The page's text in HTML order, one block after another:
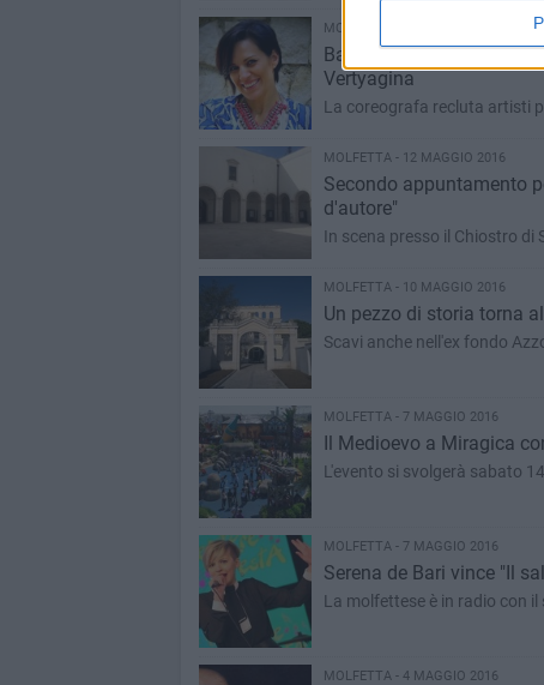
MOLFETTA - 12 MAGGIO 2016
Ballerini professionisti,
Vertyagina
La coreografa recluta artisti
MOLFETTA - 12 MAGGIO 2016
Secondo appuntamento
d'autore"
In scena presso il Chiostro di
MOLFETTA - 10 MAGGIO 2016
Un pezzo di storia torna
Scavi anche nell'ex fondo
MOLFETTA - 7 MAGGIO 2016
Il Medioevo a Miragica
L'evento si svolgerà sabato
MOLFETTA - 7 MAGGIO 2016
Serena de Bari vince "Il
La molfettese è in radio con
MOLFETTA - 4 MAGGIO 2016